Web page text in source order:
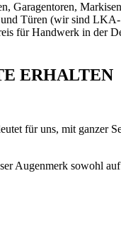
Garagentoren,
Türen (wir sind
für Handwerk in der
ERHALTEN
für uns, mit
Augenmerk sowohl